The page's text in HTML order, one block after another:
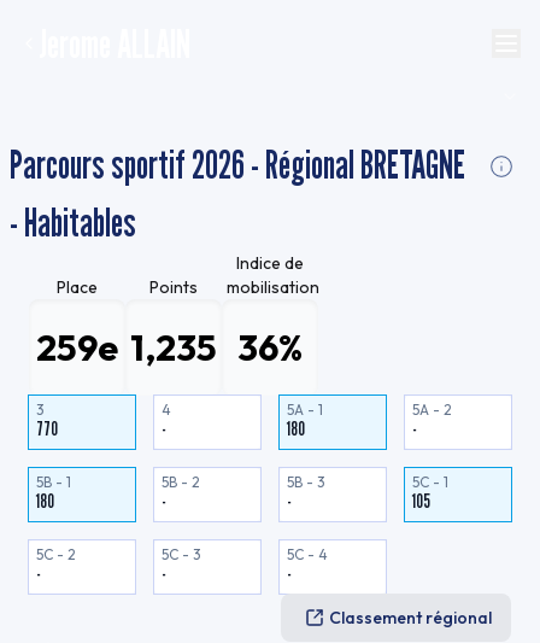
Parcours sportif 2026 - Régional BRETAGNE
- Habitables
Place
259e
Points
1,235
Indice de
mobilisation
36%
3
770
4
-
5A - 1
180
5A - 2
-
5B - 1
180
5B - 2
-
5B - 3
-
5C - 1
105
5C - 2
-
5C - 3
-
5C - 4
-
Classement régional